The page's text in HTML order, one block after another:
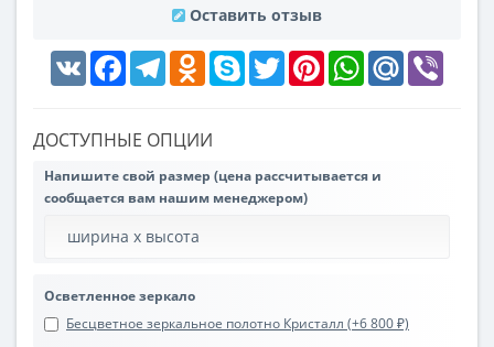
Оставить отзыв
VK FacebookTelegramOdnoklassniki
Skype Twitter PinterestWhatsAppMail.Ru
ДОСТУПНЫЕ ОПЦИИ
Напишите свой размер (цена рассчитывается и
сообщается вам нашим менеджером)
Осветленное зеркало
Бесцветное зеркальное полотно Кристалл (+6 800 ₽)